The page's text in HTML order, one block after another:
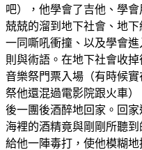
吧），他學會了吉他、學
兢兢的溜到地下社會、地
一同嘶吼衝撞、以及學會
則與術語。在地下社會收
音樂祭門票入場（有時候
祭他還混過電影院跟火車
後一團後酒醉地回家。回
海裡的酒精竟與剛剛所聽
給他一陣毒打，使他模糊